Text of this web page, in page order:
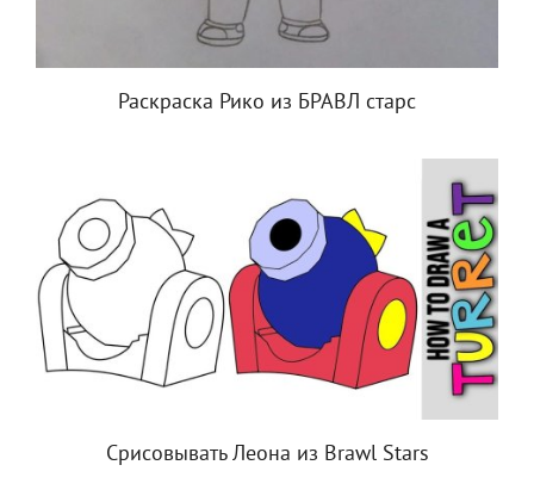
Раскраска Рико из БРАВЛ старс
Срисовывать Леона из Brawl Stars